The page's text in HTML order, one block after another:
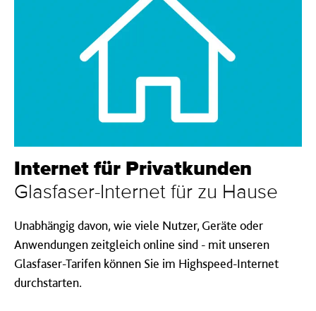
Internet für Privat­kunden
Glasfaser-Internet für zu Hause
Unabhängig davon, wie viele Nutzer, Geräte oder
Anwendungen zeitgleich online sind - mit unseren
Glasfaser-Tarifen können Sie im Highspeed-Internet
durchstarten.